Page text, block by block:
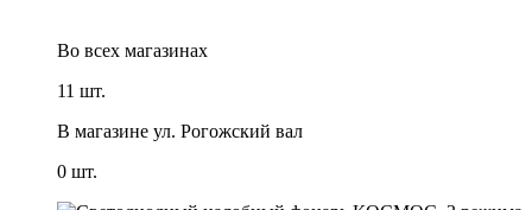
Во всех магазинах
11 шт.
В магазине ул. Рогожский вал
0 шт.